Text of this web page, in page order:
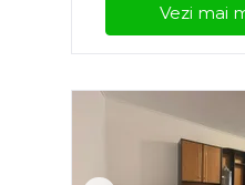
Vezi mai